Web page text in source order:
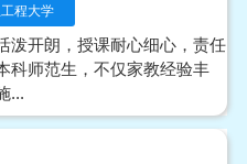
程大学
泼开朗，授课耐心细心，责任
科师范生，不仅家教经验丰
...